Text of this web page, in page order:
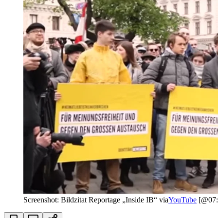
Screenshot: Bildzitat Reportage „Inside IB“ viaYouTube